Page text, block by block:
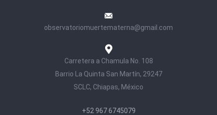
observatoriomuertematerna@gmail.com
Carretera a Chamula No. 108
Barrio La Quinta San Martín, 29247
SCLC, Chiapas, México
+52 967 6745079